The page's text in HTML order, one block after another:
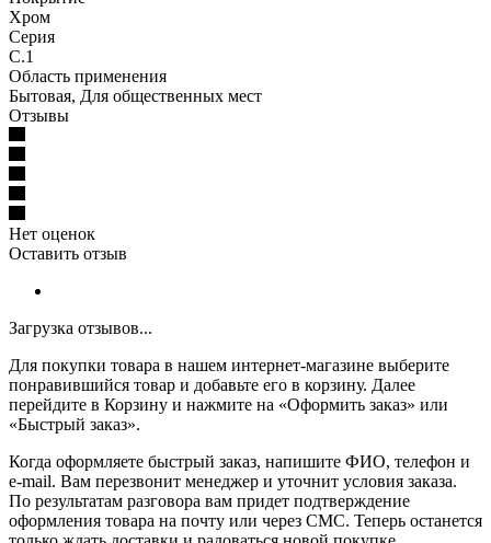
Хром
Серия
C.1
Область применения
Бытовая, Для общественных мест
Отзывы
Нет оценок
Оставить отзыв
Загрузка отзывов...
Для покупки товара в нашем интернет-магазине выберите
понравившийся товар и добавьте его в корзину. Далее
перейдите в Корзину и нажмите на «Оформить заказ» или
«Быстрый заказ».
Когда оформляете быстрый заказ, напишите ФИО, телефон и
e-mail. Вам перезвонит менеджер и уточнит условия заказа.
По результатам разговора вам придет подтверждение
оформления товара на почту или через СМС. Теперь останется